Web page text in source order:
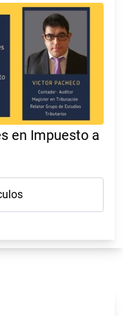
en Impuesto a